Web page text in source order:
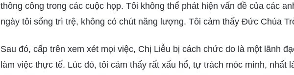
thông công trong các cuộc họp. Tôi không thể phát hiện vấn đề của các
ngày tôi sống trì trệ, không có chút năng lượng. Tôi cảm thấy Đức Chúa
Sau đó, cấp trên xem xét mọi việc, Chị Liễu bị cách chức do là một lãnh
làm việc thực tế. Lúc đó, tôi cảm thấy rất xấu hổ, tự trách móc mình, nhất